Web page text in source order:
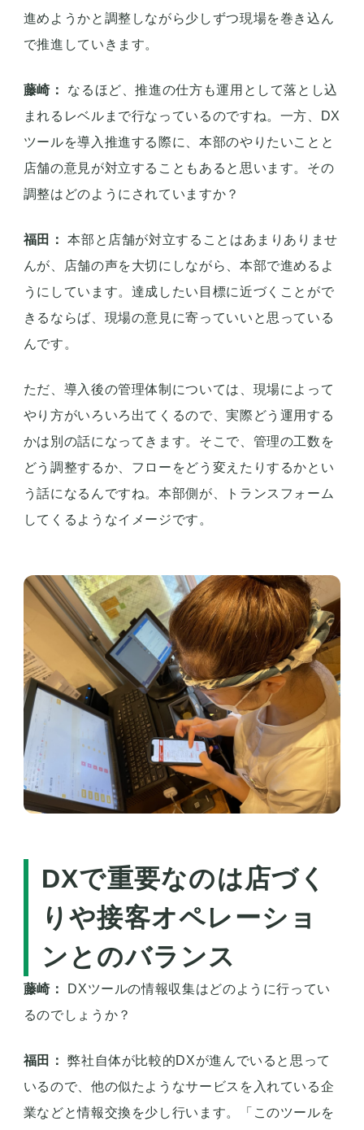
進めようかと調整しながら少しずつ現場を巻き込ん
で推進していきます。
藤崎：
なるほど、推進の仕方も運用として落とし込
まれるレベルまで行なっているのですね。一方、DX
ツールを導入推進する際に、本部のやりたいことと
店舗の意見が対立することもあると思います。その
調整はどのようにされていますか？
福田：
本部と店舗が対立することはあまりありませ
んが、店舗の声を大切にしながら、本部で進めるよ
うにしています。達成したい目標に近づくことがで
きるならば、現場の意見に寄っていいと思っている
んです。
ただ、導入後の管理体制については、現場によって
やり方がいろいろ出てくるので、実際どう運用する
かは別の話になってきます。そこで、管理の工数を
どう調整するか、フローをどう変えたりするかとい
う話になるんですね。本部側が、トランスフォーム
してくるようなイメージです。
DXで重要なのは店づく
りや接客オペレーショ
ンとのバランス
藤崎：
DXツールの情報収集はどのように行ってい
るのでしょうか？
福田：
弊社自体が比較的DXが進んでいると思って
いるので、他の似たようなサービスを入れている企
業などと情報交換を少し行います。「このツールを